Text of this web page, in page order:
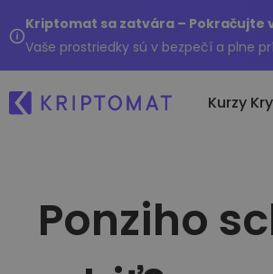
Kriptomat sa zatvára – Pokračujte
Vaše prostriedky sú v bezpečí a plne
Kurzy
Všetky ceny
Viac ako 300+
Top Rastúce a
Ponziho